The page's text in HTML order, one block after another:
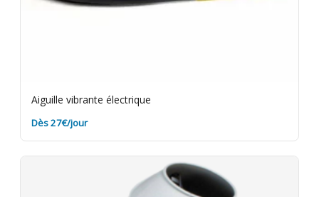
Aiguille vibrante électrique
Dès 27€/jour